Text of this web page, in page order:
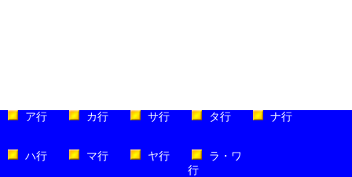
ア行 カ行 サ行 タ行 ナ行
ハ行 マ行 ヤ行
ラ・ワ
行